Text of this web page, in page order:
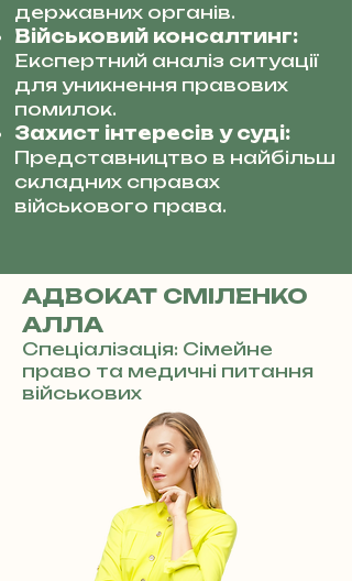
державних органів.
Військовий консалтинг:
Експертний аналіз ситуації
для уникнення правових
помилок.
Захист інтересів у суді:
Представництво в найбільш
складних справах
військового права.
АДВОКАТ СМІЛЕНКО
АЛЛА
Спеціалізація: Сімейне
право та медичні питання
військових